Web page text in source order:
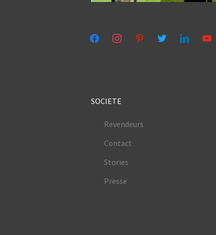
facebookinstagrampinteresttwitter linkedin
SOCIETE
Revendeurs
Contact
Stories
Presse